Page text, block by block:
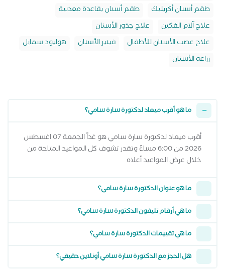
طقم أسنان أكريليك
طقم أسنان بقاعدة معدنية
علاج آلام الفكين
علاج جذور الأسنان
علاج عصب الأسنان للأطفال
فينير الأسنان
هوليود سمايل
زراعه الأسنان
ما هو أقرب ميعاد لدكتورة سارة سامي؟
أقرب ميعاد لدكتورة سارة سامي هو غداً الجمعة 07 اغسطس
2026 من 6:00 مساءً وتقدر تشوف كل المواعيد المتاحة من
خلال عرض المواعيد أعلاه
ما هو عنوان الدكتورة سارة سامي؟
ما هي أرقام تليفون الدكتورة سارة سامي؟
ما هي تقييمات الدكتورة سارة سامي؟
هل الحجز مع الدكتورة سارة سامي أونلاين حقيقي؟